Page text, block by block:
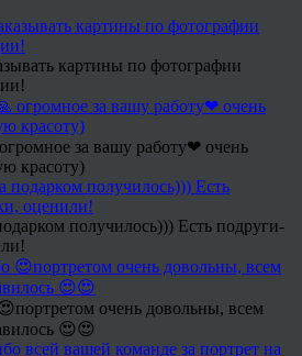
картины по фотографии
за вашу работу❤ очень
красоту)
получилось))) Есть подруги-
очень довольны, всем
😍😍